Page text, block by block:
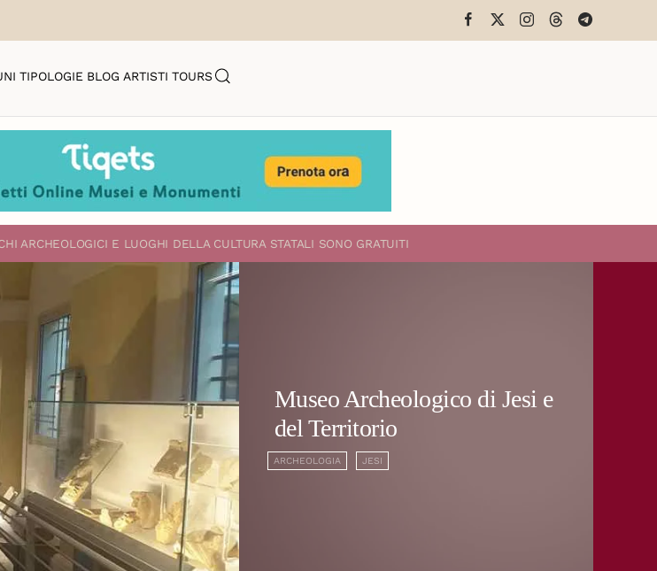
TIPOLOGIE BLOG ARTISTI TOURS
ARCHEOLOGICI E LUOGHI DELLA CULTURA STATALI SONO GRATUITI
Museo Archeologico di Jesi e
del Territorio
ARCHEOLOGIA JESI